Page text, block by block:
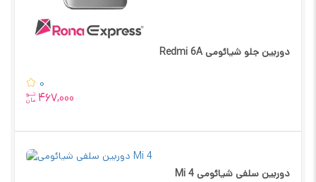
دوربین جلو شیائومی Redmi 6A
0
تــو
مان 467,000
دوربین سلفی شیائومی Mi 4